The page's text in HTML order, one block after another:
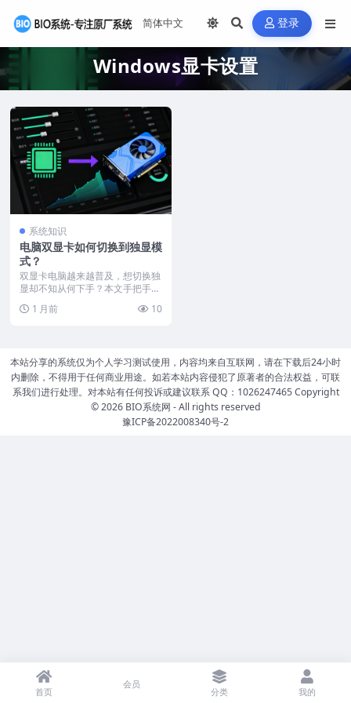
登录
Windows显卡设置
系统知识
电脑双显卡如何切换到独显模
式？
双显卡电脑越来越普及，想切换独
显却不知从何下手？本文手把手教
1 月前 10
本站分享的系统仅为个人学习测试使用，内容均来自互联网，请在下载后24小时
内删除，不得用于任何商业用途。如若本站内容侵犯了原著者的合法权益，可联
系我们进行处理。对本站有任何投诉或建议联系 QQ：1026247465 Copyright
© 2026 BIO系统网 - All rights reserved
豫ICP备2022008340号-2
首页
会员
分类 我的